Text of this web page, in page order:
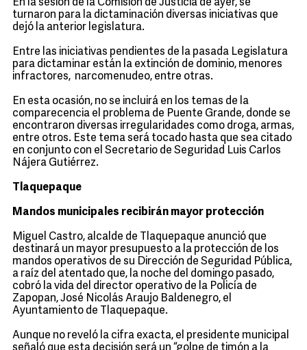
En la sesión de la Comisión de Justicia de ayer, se
turnaron para la dictaminación diversas iniciativas que
dejó la anterior legislatura.
Entre las iniciativas pendientes de la pasada Legislatura
para dictaminar están la extinción de dominio, menores
infractores, narcomenudeo, entre otras.
En esta ocasión, no se incluirá en los temas de la
comparecencia el problema de Puente Grande, donde se
encontraron diversas irregularidades como droga, armas,
entre otros. Este tema será tocado hasta que sea citado
en conjunto con el Secretario de Seguridad Luis Carlos
Nájera Gutiérrez.
Tlaquepaque
Mandos municipales recibirán mayor protección
Miguel Castro, alcalde de Tlaquepaque anunció que
destinará un mayor presupuesto a la protección de los
mandos operativos de su Dirección de Seguridad Pública,
a raíz del atentado que, la noche del domingo pasado,
cobró la vida del director operativo de la Policía de
Zapopan, José Nicolás Araujo Baldenegro, el
Ayuntamiento de Tlaquepaque.
Aunque no reveló la cifra exacta, el presidente municipal